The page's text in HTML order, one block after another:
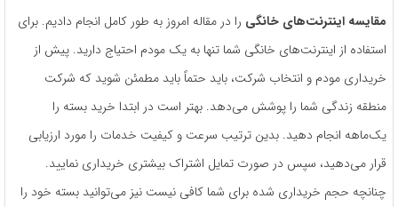
مقایسه اینترنت‌های خانگی را در مقاله امروز به طور کامل انجام دادیم. برای
استفاده از اینترنت‌های خانگی شما تنها به یک مودم احتیاج دارید. پیش از
خریداری مودم و انتخاب شرکت، باید حتماً باید مطمئن شوید که شرکت
منطقه زندگی شما را پوشش می‌دهد. بهتر است در ابتدا خرید بسته را
یک‌ماهه انجام دهید. بدین ترتیب سرعت و کیفیت خدمات را مورد ارزیابی
قرار می‌دهید، سپس در صورت تمایل اشتراک بیشتری خریداری نمایید.
چنانچه حجم خریداری شده برای شما کافی نیست نیز می‌توانید بسته خود را